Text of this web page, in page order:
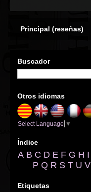
Principal (reseñas)
Buscador
Otros idiomas
Select Language ▼
Índice
A B C D E F G H I
P Q R S T U V
Etiquetas